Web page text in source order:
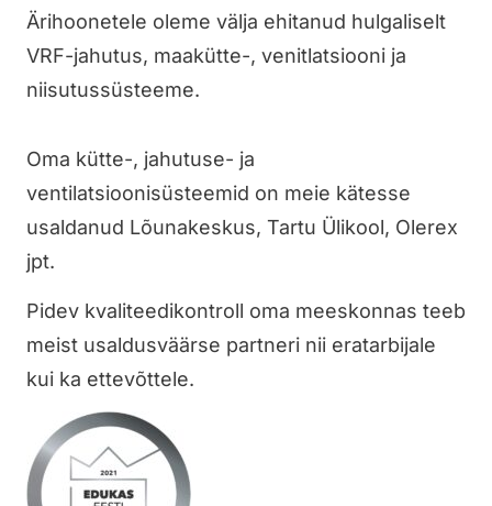
Ärihoonetele oleme välja ehitanud hulgaliselt
VRF-jahutus, maakütte-, venitlatsiooni ja
niisutussüsteeme.
Oma kütte-, jahutuse- ja
ventilatsioonisüsteemid on meie kätesse
usaldanud Lõunakeskus, Tartu Ülikool, Olerex
jpt.
Pidev kvaliteedikontroll oma meeskonnas teeb
meist usaldusväärse partneri nii eratarbijale
kui ka ettevõttele.